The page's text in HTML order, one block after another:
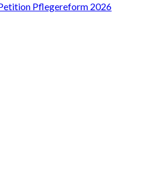
Pflegereform 2026